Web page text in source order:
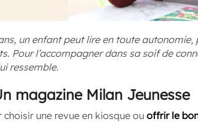
un enfant peut lire en toute
Pour l’accompagner dans sa soif de
ressemble.
magazine Milan Jeunesse
choisir une revue en kiosque ou offrir le